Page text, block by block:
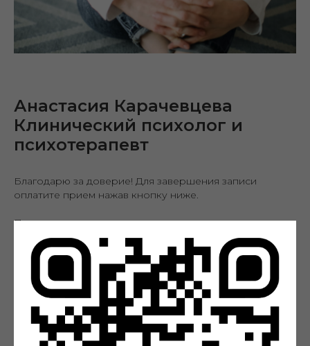
Анастасия Карачевцева
Клинический психолог и
психотерапевт
Благодарю за доверие! Для завершения записи
оплатите прием нажав кнопку ниже.
После оплаты вам на почту придет чек с
подтверждением платежа.
Если у вас остались вопросы, напишите их в чат на
сайте или на почту:hello@natalya-fomicheva.ru
Записаться